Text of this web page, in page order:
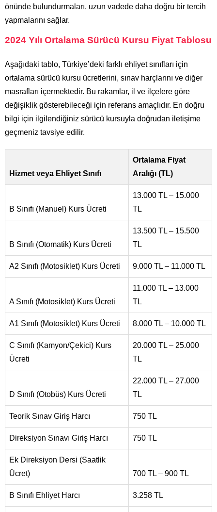
önünde bulundurmaları, uzun vadede daha doğru bir tercih
yapmalarını sağlar.
2024 Yılı Ortalama Sürücü Kursu Fiyat Tablosu
Aşağıdaki tablo, Türkiye’deki farklı ehliyet sınıfları için
ortalama sürücü kursu ücretlerini, sınav harçlarını ve diğer
masrafları içermektedir. Bu rakamlar, il ve ilçelere göre
değişiklik gösterebileceği için referans amaçlıdır. En doğru
bilgi için ilgilendiğiniz sürücü kursuyla doğrudan iletişime
geçmeniz tavsiye edilir.
Hizmet veya Ehliyet Sınıfı
Ortalama Fiyat
Aralığı (TL)
B Sınıfı (Manuel) Kurs Ücreti
13.000 TL – 15.000
TL
B Sınıfı (Otomatik) Kurs Ücreti
13.500 TL – 15.500
TL
A2 Sınıfı (Motosiklet) Kurs Ücreti 9.000 TL – 11.000 TL
A Sınıfı (Motosiklet) Kurs Ücreti
11.000 TL – 13.000
TL
A1 Sınıfı (Motosiklet) Kurs Ücreti 8.000 TL – 10.000 TL
C Sınıfı (Kamyon/Çekici) Kurs
Ücreti
20.000 TL – 25.000
TL
D Sınıfı (Otobüs) Kurs Ücreti
22.000 TL – 27.000
TL
Teorik Sınav Giriş Harcı 750 TL
Direksiyon Sınavı Giriş Harcı 750 TL
Ek Direksiyon Dersi (Saatlik
Ücret)
700 TL – 900 TL
B Sınıfı Ehliyet Harcı 3.258 TL